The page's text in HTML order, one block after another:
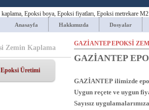
kaplama, Epoksi boya, Epoksi fiyatları, Epoksi metrekare
Anasayfa Hakkımızda Dosyalar
Zemin Kaplama
Üretimi
GAZİANTEP EPOKSİ
GAZİANTEP
GAZİANTEP ilimizde
Uygun reçete ve uygun
Sayısız